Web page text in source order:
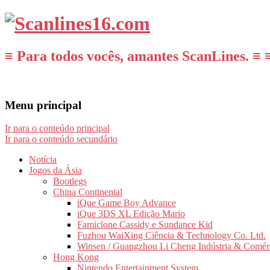
≡ Para todos vocês, amantes ScanLines. ≡
Menu principal
Ir para o conteúdo principal
Ir para o conteúdo secundário
Notícia
Jogos da Ásia
Bootlegs
China Continental
iQue Game Boy Advance
iQue 3DS XL Edição Mario
Famiclone Cassidy e Sundance Kid
Fuzhou WaiXing Ciência & Technology Co. Ltd.
Winsen / Guangzhou Li Cheng Indústria &
Hong Kong